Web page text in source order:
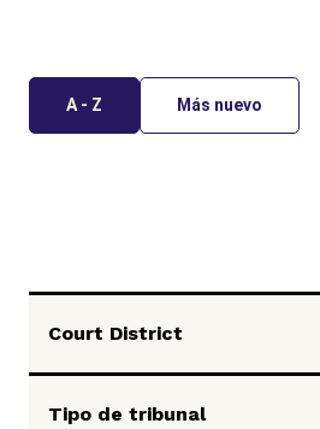
A - Z Más nuevo
Court District
Tipo de tribunal